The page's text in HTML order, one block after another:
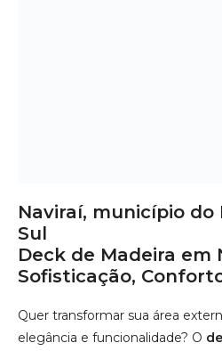
para casas, varandas gourmet e
resistência, requinte e praticidade
Por que investir em
Localizada no Mato Grosso do